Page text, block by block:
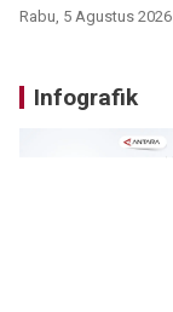
Rabu, 5 Agustus 2026
Infografik